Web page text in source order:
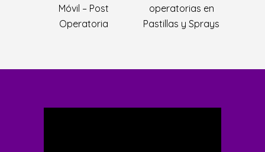
Móvil – Post
Operatoria
operatorias en
Pastillas y Sprays